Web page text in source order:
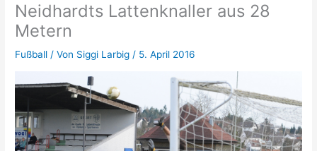
Neidhardts Lattenknaller aus 28
Metern
Fußball / Von Siggi Larbig / 5. April 2016